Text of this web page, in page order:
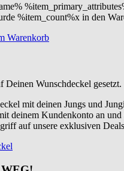
%item_count%x in den
Warenkorb
Wunschdeckel gesetzt.
mit deinen Jungs und
deinem Kundenkonto an und
auf unsere exklusiven